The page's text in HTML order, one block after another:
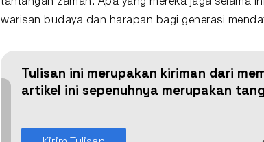
tantangan zaman. Apa yang mereka jaga selama
warisan budaya dan harapan bagi generasi
Tulisan ini merupakan kiriman dari
artikel ini sepenuhnya merupakan